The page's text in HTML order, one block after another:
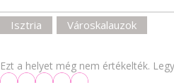
Isztria Városkalauzok
Ezt a helyet még nem értékelték.